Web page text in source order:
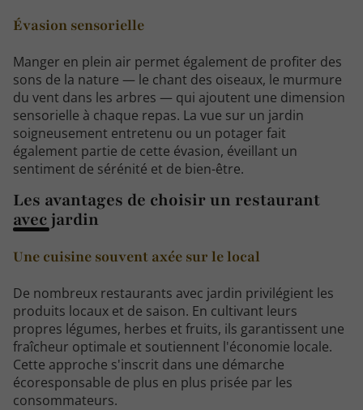
Évasion sensorielle
Manger en plein air permet également de profiter des
sons de la nature — le chant des oiseaux, le murmure
du vent dans les arbres — qui ajoutent une dimension
sensorielle à chaque repas. La vue sur un jardin
soigneusement entretenu ou un potager fait
également partie de cette évasion, éveillant un
sentiment de sérénité et de bien-être.
Les avantages de choisir un restaurant
avec jardin
Une cuisine souvent axée sur le local
De nombreux restaurants avec jardin privilégient les
produits locaux et de saison. En cultivant leurs
propres légumes, herbes et fruits, ils garantissent une
fraîcheur optimale et soutiennent l'économie locale.
Cette approche s'inscrit dans une démarche
écoresponsable de plus en plus prisée par les
consommateurs.